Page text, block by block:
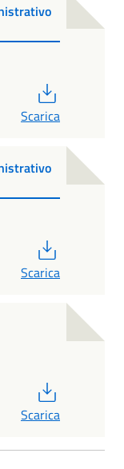
Scarica
Scarica
Scarica